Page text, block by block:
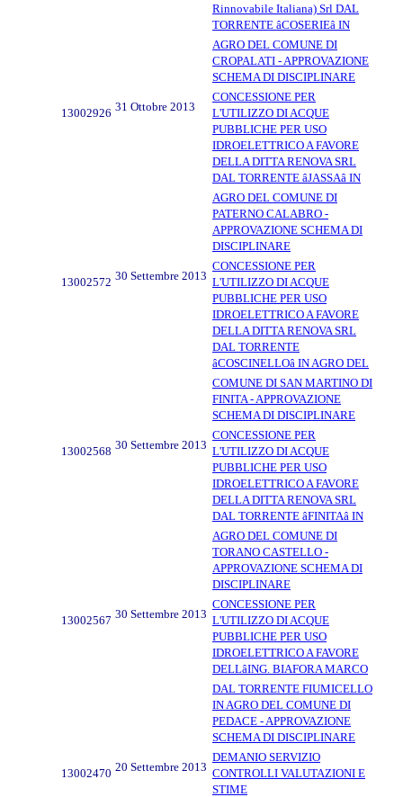
Rinnovabile Italiana) Srl DAL
TORRENTE âCOSERIEâ IN
AGRO DEL COMUNE DI
CROPALATI - APPROVAZIONE
SCHEMA DI DISCIPLINARE
13002926 31 Ottobre 2013
CONCESSIONE PER
L'UTILIZZO DI ACQUE
PUBBLICHE PER USO
IDROELETTRICO A FAVORE
DELLA DITTA RENOVA SRL
DAL TORRENTE âJASSAâ IN
AGRO DEL COMUNE DI
PATERNO CALABRO -
APPROVAZIONE SCHEMA DI
DISCIPLINARE
13002572 30 Settembre 2013
CONCESSIONE PER
L'UTILIZZO DI ACQUE
PUBBLICHE PER USO
IDROELETTRICO A FAVORE
DELLA DITTA RENOVA SRL
DAL TORRENTE
âCOSCINELLOâ IN AGRO DEL
COMUNE DI SAN MARTINO DI
FINITA - APPROVAZIONE
SCHEMA DI DISCIPLINARE
13002568 30 Settembre 2013
CONCESSIONE PER
L'UTILIZZO DI ACQUE
PUBBLICHE PER USO
IDROELETTRICO A FAVORE
DELLA DITTA RENOVA SRL
DAL TORRENTE âFINITAâ IN
AGRO DEL COMUNE DI
TORANO CASTELLO -
APPROVAZIONE SCHEMA DI
DISCIPLINARE
13002567 30 Settembre 2013
CONCESSIONE PER
L'UTILIZZO DI ACQUE
PUBBLICHE PER USO
IDROELETTRICO A FAVORE
DELLâING. BIAFORA MARCO
DAL TORRENTE FIUMICELLO
IN AGRO DEL COMUNE DI
PEDACE - APPROVAZIONE
SCHEMA DI DISCIPLINARE
13002470 20 Settembre 2013
DEMANIO SERVIZIO
CONTROLLI VALUTAZIONI E
STIME